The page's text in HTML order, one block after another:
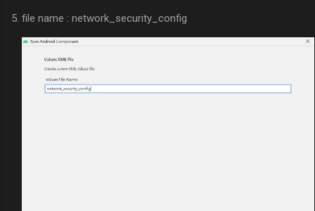
5. file name : network_security_config